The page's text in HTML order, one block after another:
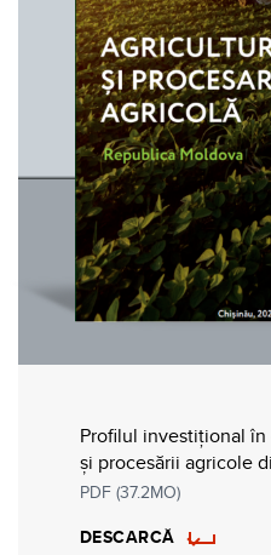
Profilul investițional
și procesării agricole
PDF (37.2MO)
DESCARCĂ